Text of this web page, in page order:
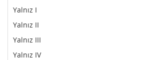
Yalnız I
Yalnız II
Yalnız III
Yalnız IV